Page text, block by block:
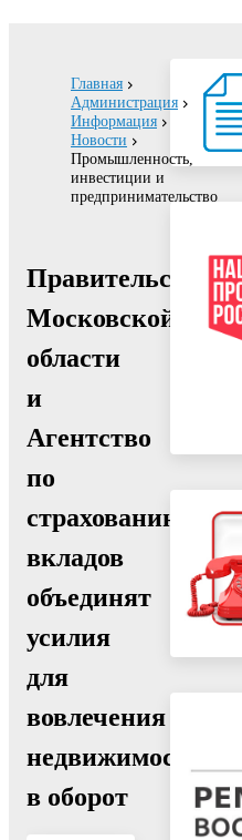
Главная
Администрация
Информация
Новости
Промышленность,
инвестиции и
предпринимательство
Правительство
Московской
области
и
Агентство
по
страхованию
вкладов
объединят
усилия
для
вовлечения
недвижимости
в оборот